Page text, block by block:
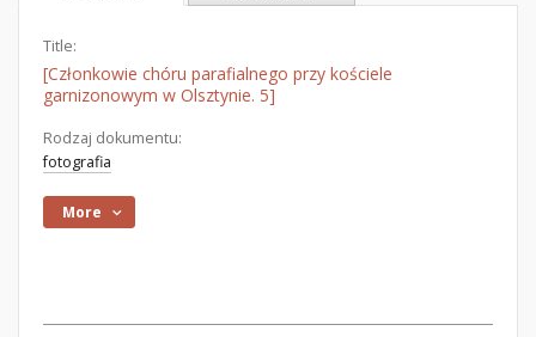
Title:
[Członkowie chóru parafialnego przy kościele
garnizonowym w Olsztynie. 5]
Rodzaj dokumentu:
fotografia
More